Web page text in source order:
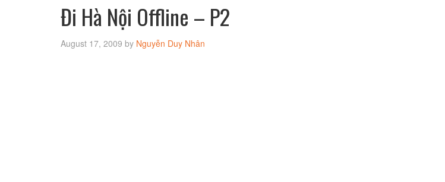
Đi Hà Nội Offline – P2
August 17, 2009 by Nguyễn Duy Nhân